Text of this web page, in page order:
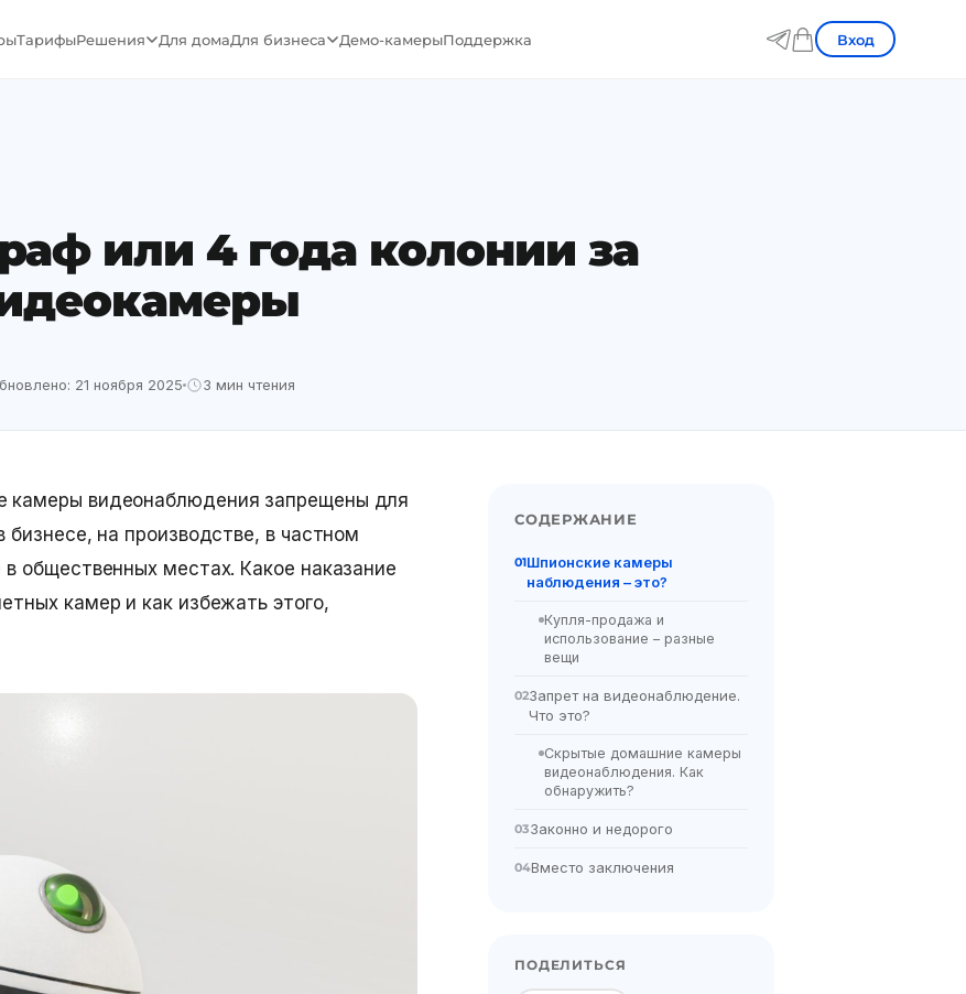
ТарифыРешения Для домаДля бизнеса Демо-камерыПоддержка Вход
или 4 года колонии за
21 ноября 2025 3 мин чтения
камеры видеонаблюдения запрещены для
на производстве, в частном
общественных местах. Какое наказание
камер и как избежать этого,
СОДЕРЖАНИЕ
01Шпионские камеры
наблюдения – это?
Купля-продажа и
использование – разные
вещи
02Запрет на видеонаблюдение.
Что это?
Скрытые домашние камеры
видеонаблюдения. Как
обнаружить?
03Законно и недорого
04Вместо заключения
ПОДЕЛИТЬСЯ